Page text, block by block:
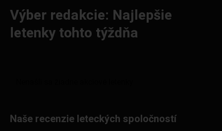
Výber redakcie: Najlepšie
letenky tohto týždňa
Naše recenzie leteckých spoločností